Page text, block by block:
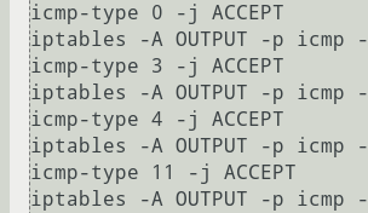
icmp-type 0 -j ACCEPT
iptables -A OUTPUT -p icmp
icmp-type 3 -j ACCEPT
iptables -A OUTPUT -p icmp
icmp-type 4 -j ACCEPT
iptables -A OUTPUT -p icmp
icmp-type 11 -j ACCEPT
iptables -A OUTPUT -p icmp